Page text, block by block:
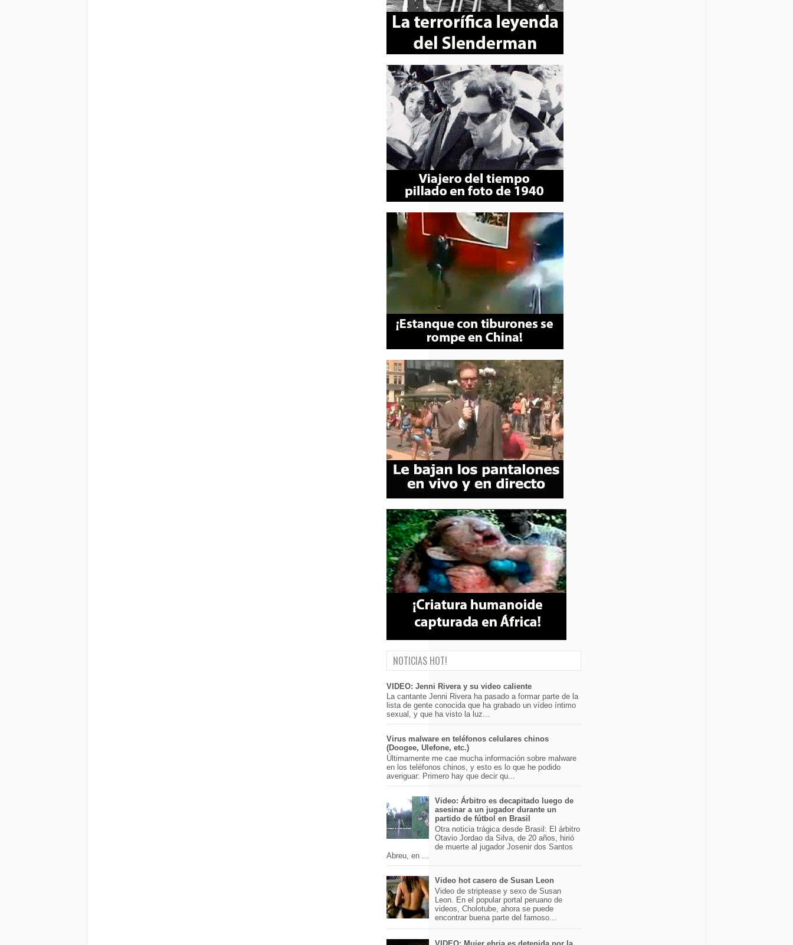
NOTICIAS HOT!
VIDEO: Jenni Rivera y su video caliente
La cantante Jenni Rivera ha pasado a formar parte de la
lista de gente conocida que ha grabado un vídeo íntimo
sexual, y que ha visto la luz...
Virus malware en teléfonos celulares chinos
(Doogee, Ulefone, etc.)
Últimamente me cae mucha información sobre malware
en los teléfonos chinos, y esto es lo que he podido
averiguar: Primero hay que decir qu...
Video: Árbitro es decapitado luego de
asesinar a un jugador durante un
partido de fútbol en Brasil
Otra noticia trágica desde Brasil: El árbitro
Otavio Jordao da Silva, de 20 años, hirió
de muerte al jugador Josenir dos Santos
Abreu, en ...
Video hot casero de Susan Leon
Video de striptease y sexo de Susan
Leon. En el popular portal peruano de
videos, Cholotube, ahora se puede
encontrar buena parte del famoso...